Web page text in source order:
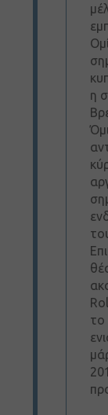
η
το